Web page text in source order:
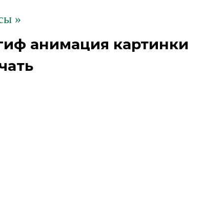
»
анимация картинки